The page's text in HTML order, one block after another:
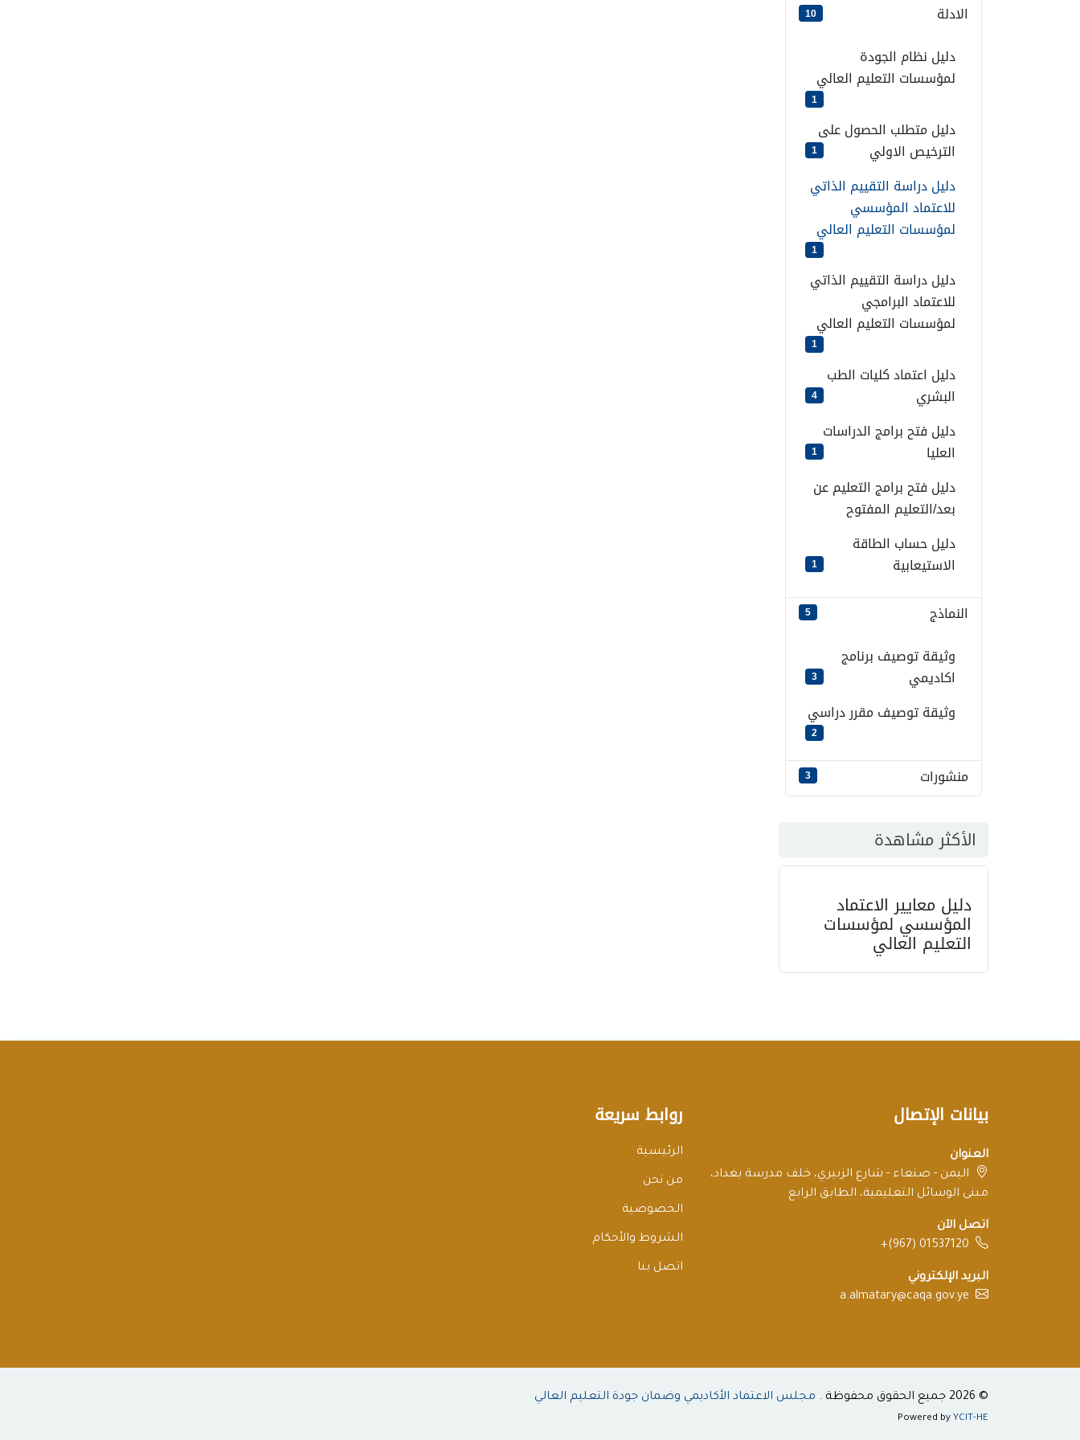
الادلة 10
دليل نظام الجودة
لمؤسسات التعليم العالي
1
دليل متطلب الحصول على
الترخيص الاولي
1
دليل دراسة التقييم الذاتي
للاعتماد المؤسسي
لمؤسسات التعليم العالي
1
دليل دراسة التقييم الذاتي
للاعتماد البرامجي
لمؤسسات التعليم العالي
1
دليل اعتماد كليات الطب
البشري
4
دليل فتح برامج الدراسات
العليا
1
دليل فتح برامج التعليم عن
بعد/التعليم المفتوح
دليل حساب الطاقة
الاستيعابية
1
النماذج 5
وثيقة توصيف برنامج
اكاديمي
3
وثيقة توصيف مقرر دراسي
2
منشورات 3
الأكثر مشاهدة
دليل معايير الاعتماد
المؤسسي لمؤسسات
التعليم العالي
بيانات الإتصال
العنوان
اليمن - صنعاء - شارع الزبيري، خلف مدرسة بغداد،
مبنى الوسائل التعليمية، الطابق الرابع
اتصل الآن
+(967) 01537120
البريد الإلكتروني
a.almatary@caqa.gov.ye
روابط سريعة
الرئيسية
من نحن
الخصوصية
الشروط والأحكام
اتصل بنا
© 2026 جميع الحقوق محفوظة . مجلس الاعتماد الأكاديمي وضمان جودة التعليم العالي
Powered by YCIT-HE